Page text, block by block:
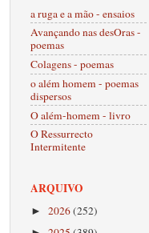
a ruga e a mão - ensaios
Avançando nas desOras -
poemas
Colagens - poemas
o além homem - poemas
dispersos
O além-homem - livro
O Ressurrecto
Intermitente
ARQUIVO
► 2026(252)